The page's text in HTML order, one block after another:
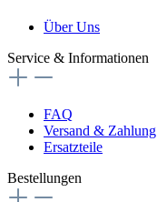
Über Uns
Service & Informationen
FAQ
Versand & Zahlung
Ersatzteile
Bestellungen